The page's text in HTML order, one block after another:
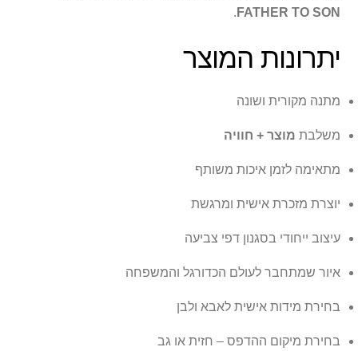
FATHER TO SON
.
יתרונות המוצר
מתנה מקורית ושונה
משלבת מוצר + חוויה
מתאימה לזמן איכות משותף
יוצרת מזכרת אישית ומרגשת
עיצוב ייחודי בסגנון דפי צביעה
איור שמתחבר לעולם הכדורגל והמשפחה
בחירת מידות אישית לאבא ולבן
בחירת מיקום ההדפס – חזית או גב